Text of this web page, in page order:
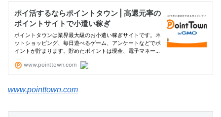
www.pointtown.com